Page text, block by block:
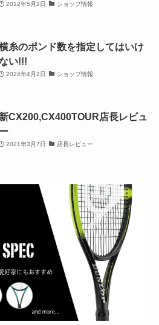
2012年5月2日 ショップ情報
糸のポンド数を指定してはいけ
い!!!
2024年4月2日 ショップ情報
新CX200,CX400TOUR店長レビュ
ー
2021年3月7日 店長レビュー